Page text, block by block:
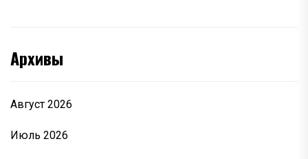
Архивы
Август 2026
Июль 2026